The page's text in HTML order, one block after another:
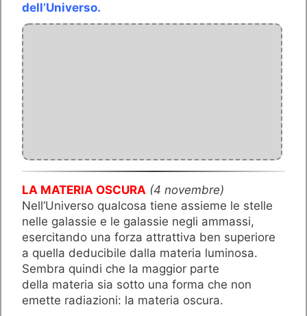
dell’Universo.
LA MATERIA OSCURA (4 novembre)
Nell’Universo qualcosa tiene assieme le stelle
nelle galassie e le galassie negli ammassi,
esercitando una forza attrattiva ben superiore
a quella deducibile dalla materia luminosa.
Sembra quindi che la maggior parte
della materia sia sotto una forma che non
emette radiazioni: la materia oscura.